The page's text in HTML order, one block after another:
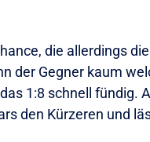
die allerdings
der Gegner kaum
1:8 schnell fündig.
den Kürzeren und